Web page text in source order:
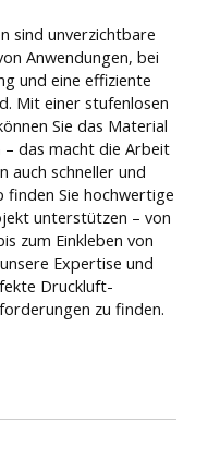
sind unverzichtbare
Anwendungen, bei
und eine effiziente
Mit einer stufenlosen
Sie das Material
– das macht die Arbeit
auch schneller und
finden Sie hochwertige
unterstützen – von
zum Einkleben von
Expertise und
Druckluft-
zu finden.